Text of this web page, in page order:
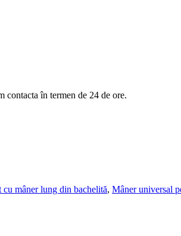
contacta în termen de 24 de ore.
cu mâner lung din bachelită, Mâner universal